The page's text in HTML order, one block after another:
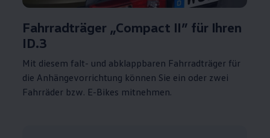
Fahrradträger „Compact II” für Ihren
ID.3
Mit diesem falt- und abklappbaren Fahrradträger für
die Anhängevorrichtung können Sie ein oder zwei
Fahrräder bzw. E-Bikes mitnehmen.